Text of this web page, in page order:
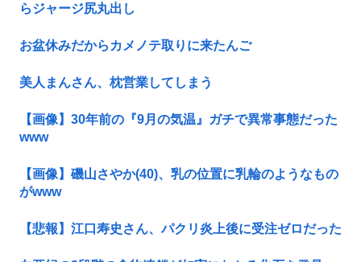
らジャージ尻丸出し
お盆休みだからカメノテ取りに来たんご
美人まんさん、枕営業してしまう
【画像】30年前の『9月の気温』ガチで異常事態だった
www
【画像】磯山さやか(40)、乳の位置に乳輪のようなもの
がwww
【悲報】江口寿史さん、パクリ炎上後に受注ゼロだった